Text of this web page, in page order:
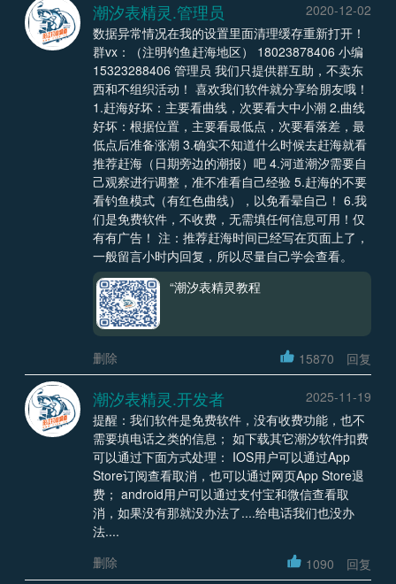
潮汐表精灵.管理员
2020-12-02
数据异常情况在我的设置里面清理缓存重新打开！
群vx：（注明钓鱼赶海地区） 18023878406 小编
15323288406 管理员 我们只提供群互助，不卖东
西和不组织活动！ 喜欢我们软件就分享给朋友哦！
1.赶海好坏：主要看曲线，次要看大中小潮 2.曲线
好坏：根据位置，主要看最低点，次要看落差，最
低点后准备涨潮 3.确实不知道什么时候去赶海就看
推荐赶海（日期旁边的潮报）吧 4.河道潮汐需要自
己观察进行调整，准不准看自己经验 5.赶海的不要
看钓鱼模式（有红色曲线），以免看晕自己！ 6.我
们是免费软件，不收费，无需填任何信息可用！仅
有有广告！ 注：推荐赶海时间已经写在页面上了，
一般留言小时内回复，所以尽量自己学会查看。
“潮汐表精灵教程
删除 15870 回复
潮汐表精灵.开发者
2025-11-19
提醒：我们软件是免费软件，没有收费功能，也不
需要填电话之类的信息； 如下载其它潮汐软件扣费
可以通过下面方式处理： IOS用户可以通过App
Store订阅查看取消，也可以通过网页App Store退
费； android用户可以通过支付宝和微信查看取
消，如果没有那就没办法了....给电话我们也没办
法....
删除
1090 回复